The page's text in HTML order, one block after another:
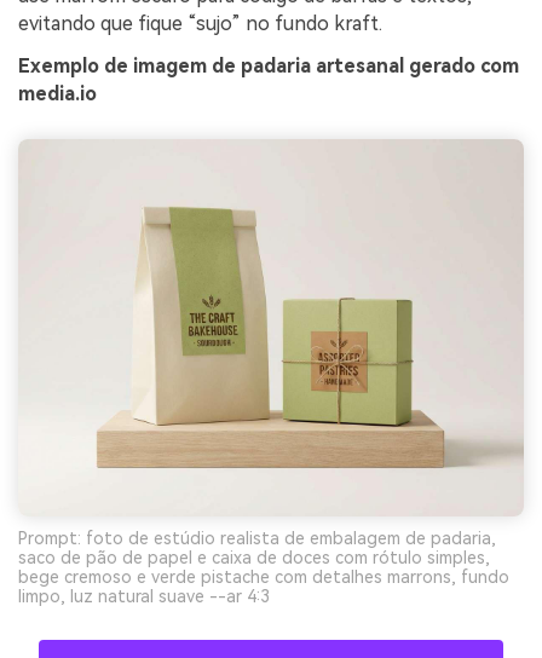
evitando que fique “sujo” no fundo kraft.
Exemplo de imagem de padaria artesanal gerado com
media.io
Prompt: foto de estúdio realista de embalagem de padaria,
saco de pão de papel e caixa de doces com rótulo simples,
bege cremoso e verde pistache com detalhes marrons, fundo
limpo, luz natural suave --ar 4:3